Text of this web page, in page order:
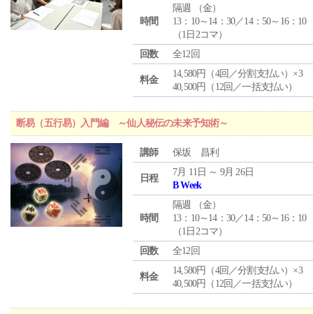
時間
隔週 （金）
13：10～14：30／14：50～16：10
（1日2コマ）
回数
全12回
料金
14,580円（4回／分割支払い）×3
40,500円（12回／一括支払い）
断易（五行易）入門編 ～仙人秘伝の未来予知術～
講師 保坂 昌利
日程
7月 11日 ～ 9月 26日
B Week
時間
隔週 （金）
13：10～14：30／14：50～16：10
（1日2コマ）
回数
全12回
料金
14,580円（4回／分割支払い）×3
40,500円（12回／一括支払い）